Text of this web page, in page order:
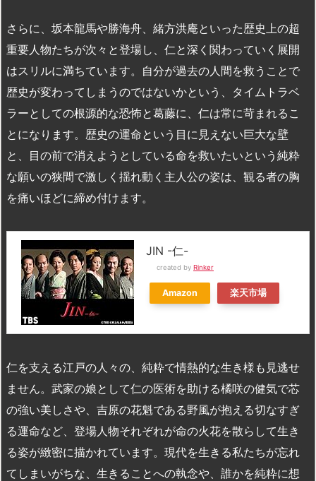
さらに、坂本龍馬や勝海舟、緒方洪庵といった歴史上の超
重要人物たちが次々と登場し、仁と深く関わっていく展開
はスリルに満ちています。自分が過去の人間を救うことで
歴史が変わってしまうのではないかという、タイムトラベ
ラーとしての根源的な恐怖と葛藤に、仁は常に苛まれるこ
とになります。歴史の運命という目に見えない巨大な壁
と、目の前で消えようとしている命を救いたいという純粋
な願いの狭間で激しく揺れ動く主人公の姿は、観る者の胸
を痛いほどに締め付けます。
JIN -仁-
created by Rinker
Amazon 楽天市場
仁を支える江戸の人々の、純粋で情熱的な生き様も見逃せ
ません。武家の娘として仁の医術を助ける橘咲の健気で芯
の強い美しさや、吉原の花魁である野風が抱える切なすぎ
る運命など、登場人物それぞれが命の火花を散らして生き
る姿が緻密に描かれています。現代を生きる私たちが忘れ
てしまいがちな、生きることへの執念や、誰かを純粋に想